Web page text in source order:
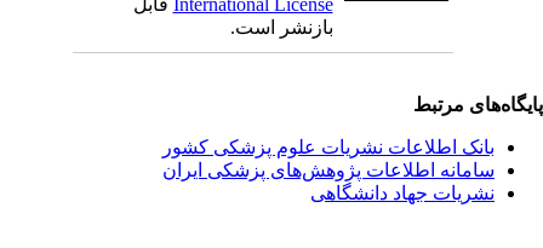
International Licenseقابل
بازنشر است.
مرتبط
بانک اطلاعات نشریات علوم پزشکی کشور
سامانه اطلاعات پژوهش‌های پزشکی ایران
نشریات جهاد دانشگاهی